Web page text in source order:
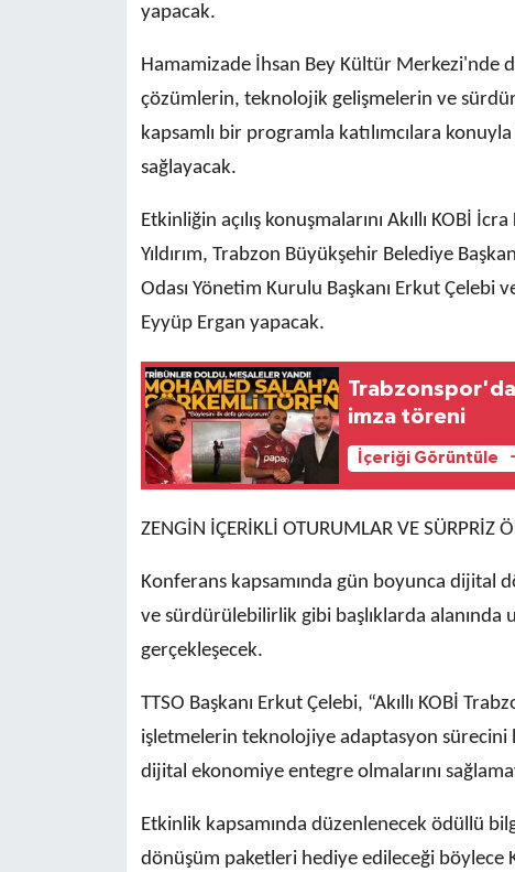
yapacak.
Hamamizade İhsan Bey Kültür Merkezi'nde
çözümlerin, teknolojik gelişmelerin ve
kapsamlı bir programla katılımcılara
sağlayacak.
Etkinliğin açılış konuşmalarını Akıllı KOBİ
Yıldırım, Trabzon Büyükşehir Belediye
Odası Yönetim Kurulu Başkanı Erkut Çelebi
Eyyüp Ergan yapacak.
imza töreni
İçeriği Görüntüle
ZENGİN İÇERİKLİ OTURUMLAR VE SÜRPRİZ
Konferans kapsamında gün boyunca dijital
ve sürdürülebilirlik gibi başlıklarda alanında
gerçekleşecek.
TTSO Başkanı Erkut Çelebi, “Akıllı KOBİ
işletmelerin teknolojiye adaptasyon sürecini
dijital ekonomiye entegre olmalarını
Etkinlik kapsamında düzenlenecek ödüllü
dönüşüm paketleri hediye edileceği böylece